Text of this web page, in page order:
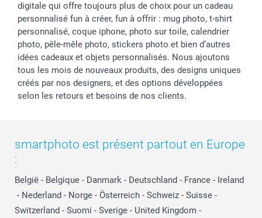
digitale qui offre toujours plus de choix pour un cadeau
personnalisé fun à créer, fun à offrir : mug photo, t-shirt
personnalisé, coque iphone, photo sur toile, calendrier
photo, pêle-mêle photo, stickers photo et bien d’autres
idées cadeaux et objets personnalisés. Nous ajoutons
tous les mois de nouveaux produits, des designs uniques
créés par nos designers, et des options développées
selon les retours et besoins de nos clients.
smartphoto est présent partout en Europe
:
België - Belgique - Danmark - Deutschland - France - Ireland
- Nederland - Norge - Österreich - Schweiz - Suisse -
Switzerland - Suomi - Sverige - United Kingdom -